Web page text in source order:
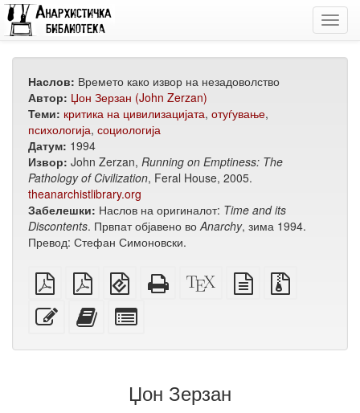
Наслов: Времето како извор на незадоволство
Автор: Џон Зерзан (John Zerzan)
Теми: критика на цивилизацијата, отуѓување,
психологија, социологија
Датум: 1994
Извор: John Zerzan, Running on Emptiness: The
Pathology of Civilization, Feral House, 2005.
theanarchistlibrary.org
Забелешки: Наслов на оригиналот: Time and its
Discontents. Првпат објавено воAnarchy, зима 1994.
Превод: Стефан Симоновски.
обичен
PDF
А4
PDF
печатење
EPUB
(за
мобилни
уреди)
Целосен
HTML
XeLaTeX
извор
изворот
Уреди
текст
Додади
текст
збирката
за
Џон Зерзан